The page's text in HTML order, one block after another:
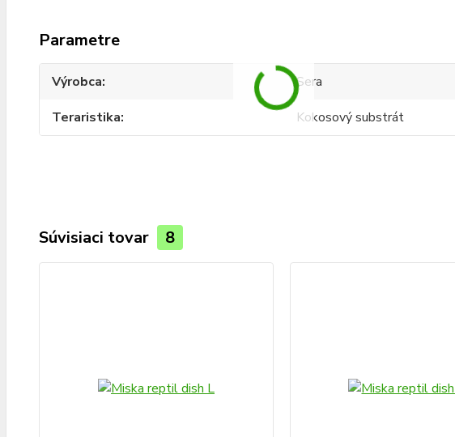
Parametre
Výrobca
Sera
Teraristika
Kokosový substrát
Súvisiaci tovar 8